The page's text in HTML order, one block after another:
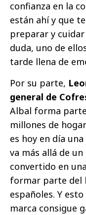
confianza en la
están ahí y que
preparar y cuidar
duda, uno de
tarde llena de
Por su parte,
general de
Albal forma
millones de
es hoy en día
va más allá de
convertido en
formar parte del
españoles. Y
marca consigue